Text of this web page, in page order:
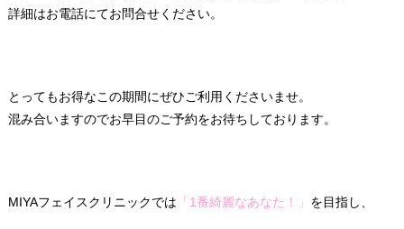
詳細はお電話にてお問合せください。
とってもお得なこの期間にぜひご利用くださいませ。
混み合いますのでお早目のご予約をお待ちしております。
MIYAフェイスクリニックでは 「1番綺麗なあなた！」 を目指し、